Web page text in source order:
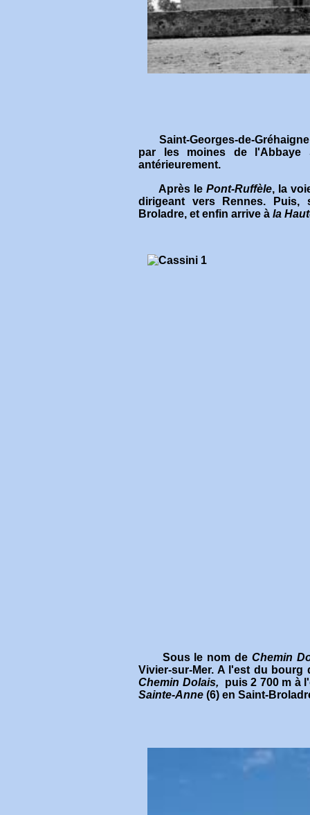
Saint-Georges-de-Gréhaigne
par les moines de l'Abbaye
antérieurement.
Après le Pont-Ruffèle, la
dirigeant vers Rennes.
Broladre, et enfin arrive à la
Sous le nom de Chemin
Vivier-sur-Mer. A l'est du
Chemin Dolais, puis 2 700 m à
Sainte-Anne (6) en Saint-